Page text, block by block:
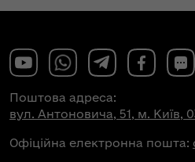
Поштова адреса:
вул. Антоновича, 51, м. Київ,
Офіційна електронна пошта: